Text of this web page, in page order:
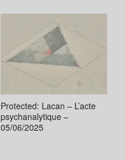
Protected: Lacan – L’acte
psychanalytique –
05/06/2025